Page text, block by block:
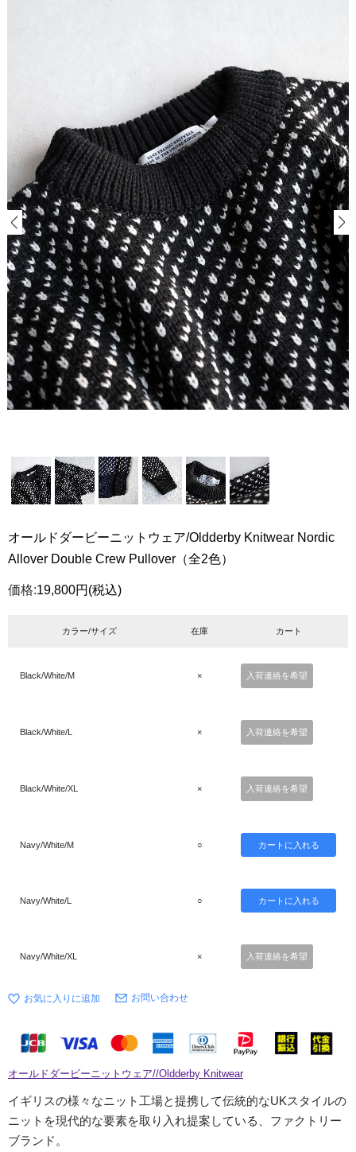
オールドダービーニットウェア/Oldderby Knitwear Nordic
Allover Double Crew Pullover（全2色）
価格:19,800円 (税込)
カラー/サイズ 在庫 カート
Black/White/M × 入荷連絡を希望
Black/White/L × 入荷連絡を希望
Black/White/XL × 入荷連絡を希望
Navy/White/M ○
Navy/White/L ○
Navy/White/XL × 入荷連絡を希望
お問い合わせ
オールドダービーニットウェア//Oldderby Knitwear
イギリスの様々なニット工場と提携して伝統的なUKスタイルの
ニットを現代的な要素を取り入れ提案している、ファクトリー
ブランド。